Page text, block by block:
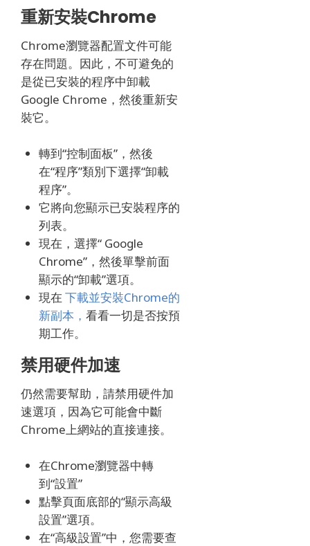
重新安裝Chrome
Chrome瀏覽器配置文件可能
存在問題。 因此，不可避免的
是從已安裝的程序中卸載
Google Chrome，然後重新安
裝它。
轉到“控制面板”，然後
在“程序”類別下選擇“卸載
程序”。
它將向您顯示已安裝程序的
列表。
現在，選擇“ Google
Chrome”，然後單擊前面
顯示的“卸載”選項。
現在 下載並安裝Chrome的
新副本， 看看一切是否按預
期工作。
禁用硬件加速
仍然需要幫助，請禁用硬件加
速選項，因為它可能會中斷
Chrome上網站的直接連接。
在Chrome瀏覽器中轉
到“設置”
點擊頁面底部的“顯示高級
設置”選項。
在“高級設置”中，您需要查